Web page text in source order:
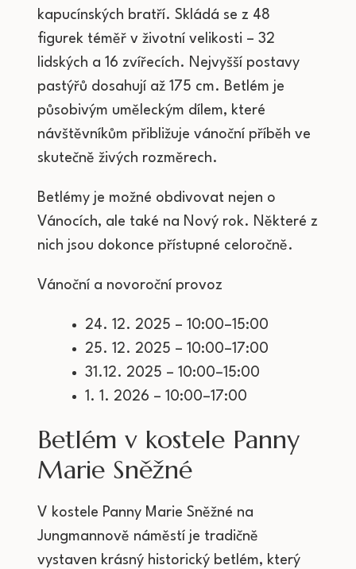
kapucínských bratří. Skládá se z 48
figurek téměř v životní velikosti – 32
lidských a 16 zvířecích. Nejvyšší postavy
pastýřů dosahují až 175 cm. Betlém je
působivým uměleckým dílem, které
návštěvníkům přibližuje vánoční příběh ve
skutečně živých rozměrech.
Betlémy je možné obdivovat nejen o
Vánocích, ale také na Nový rok. Některé z
nich jsou dokonce přístupné celoročně.
Vánoční a novoroční provoz
24. 12. 2025 – 10:00–15:00
25. 12. 2025 – 10:00–17:00
31.12. 2025 – 10:00–15:00
1. 1. 2026 – 10:00–17:00
Betlém v kostele Panny
Marie Sněžné
V kostele Panny Marie Sněžné na
Jungmannově náměstí je tradičně
vystaven krásný historický betlém, který